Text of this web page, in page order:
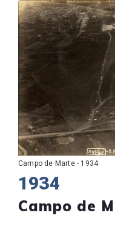
Campo de Marte - 1934
1934
Campo de